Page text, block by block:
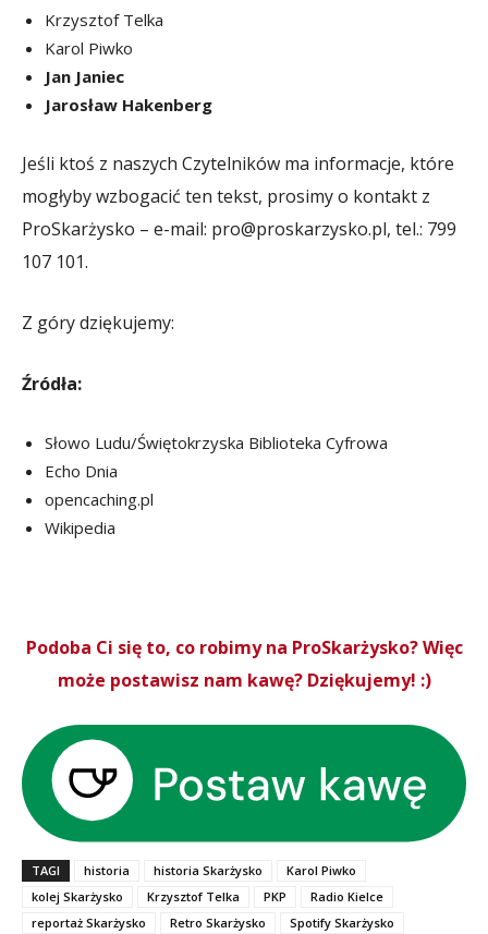
Krzysztof Telka
Karol Piwko
Jan Janiec
Jarosław Hakenberg
Jeśli ktoś z naszych Czytelników ma informacje, które
mogłyby wzbogacić ten tekst, prosimy o kontakt z
ProSkarżysko – e-mail: pro@proskarzysko.pl, tel.: 799
107 101.
Z góry dziękujemy:
Źródła:
Słowo Ludu/Świętokrzyska Biblioteka Cyfrowa
Echo Dnia
opencaching.pl
Wikipedia
Podoba Ci się to, co robimy na ProSkarżysko? Więc
może postawisz nam kawę? Dziękujemy! :)
TAGI historia historia Skarżysko
Karol Piwko
kolej Skarżysko
Krzysztof Telka PKP
Radio Kielce
reportaż Skarżysko
Retro Skarżysko Spotify Skarżysko